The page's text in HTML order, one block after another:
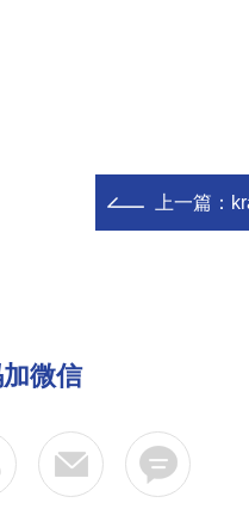
上一篇：
微信